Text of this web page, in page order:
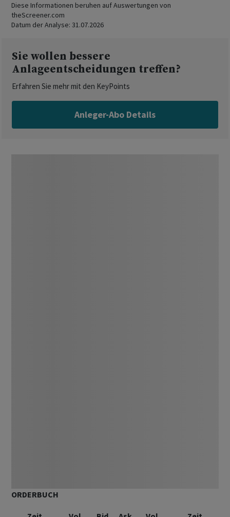
Diese Informationen beruhen auf Auswertungen von
theScreener.com
Datum der Analyse: 31.07.2026
Sie wollen bessere
Anlageentscheidungen treffen?
Erfahren Sie mehr mit den KeyPoints
Anleger-Abo Details
ORDERBUCH